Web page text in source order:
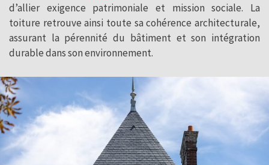
d’allier exigence patrimoniale et mission sociale. La
toiture retrouve ainsi toute sa cohérence architecturale,
assurant la pérennité du bâtiment et son intégration
durable dans son environnement.